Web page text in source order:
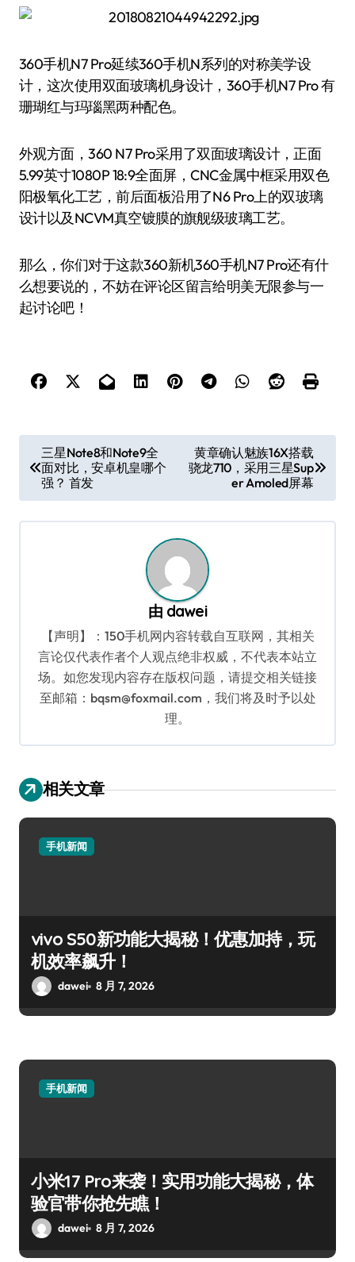
360手机N7 Pro延续360手机N系列的对称美学设
计，这次使用双面玻璃机身设计，360手机N7 Pro 有
珊瑚红与玛瑙黑两种配色。
外观方面，360 N7 Pro采用了双面玻璃设计，正面
5.99英寸1080P 18:9全面屏，CNC金属中框采用双色
阳极氧化工艺，前后面板沿用了N6 Pro上的双玻璃
设计以及NCVM真空镀膜的旗舰级玻璃工艺。
那么，你们对于这款360新机360手机N7 Pro还有什
么想要说的，不妨在评论区留言给明美无限参与一
起讨论吧！
章
导
航
三星Note8和Note9全
面对比，安卓机皇哪个
强？ 首发
黄章确认魅族16X搭载
骁龙710，采用三星Sup
er Amoled屏幕
由 dawei
【声明】：150手机网内容转载自互联网，其相关
言论仅代表作者个人观点绝非权威，不代表本站立
场。如您发现内容存在版权问题，请提交相关链接
至邮箱：bqsm@foxmail.com，我们将及时予以处
理。
相关文章
手机新闻
vivo S50新功能大揭秘！优惠加持，玩
机效率飙升！
dawei 8 月 7, 2026
手机新闻
小米17 Pro来袭！实用功能大揭秘，体
验官带你抢先瞧！
dawei 8 月 7, 2026